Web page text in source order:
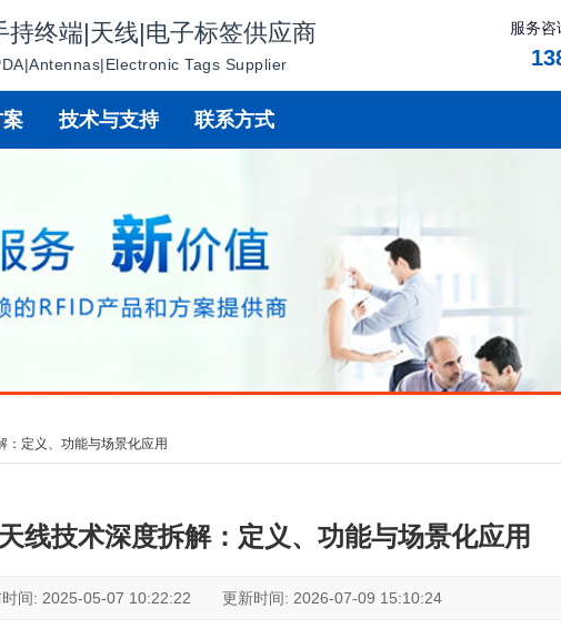
持终端|天线|电子标签供应商
Tags Supplier
服务咨
技术与支持 联系方式
：定义、功能与场景化应用
线技术深度拆解：定义、功能与场景化应用
时间: 2025-05-07 10:22:22 更新时间: 2026-07-09 15:10:24